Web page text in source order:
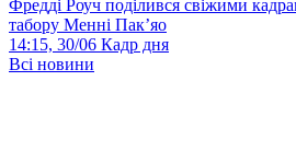
Фредді Роуч поділився свіжими
табору Менні Пак’яо
14:15, 30/06 Кадр дня
Всі новини